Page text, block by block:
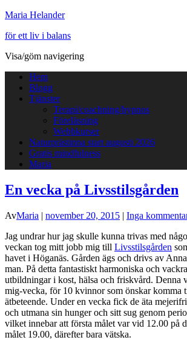
Maria Helander
för ett liv i balans
Visa/göm navigering
Hem
Blogg
Tjänster
Terapi/coachning/hypnos
Föreläsning
Webbkurser
Naturprästinna start augusti 2026
Gratis mindfulness
Maria
En vecka på Livsstilsgården
AvMaria | november 20, 2015 | Inga
Jag undrar hur jag skulle kunna trivas med
veckan tog mitt jobb mig till Livsstilsgården
havet i Höganäs. Gården ägs och drivs av
man. På detta fantastiskt harmoniska och
utbildningar i kost, hälsa och friskvård. Denna
mig-vecka, för 10 kvinnor som önskar komma
ätbeteende. Under en vecka fick de äta
och utmana sin hunger och sitt sug genom
vilket innebar att första målet var vid 12.00 på
målet 19.00, därefter bara vätska.